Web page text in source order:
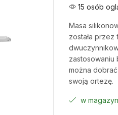
15 osób
Masa
została
zastosowaniu
można
swoją ortezę.
w